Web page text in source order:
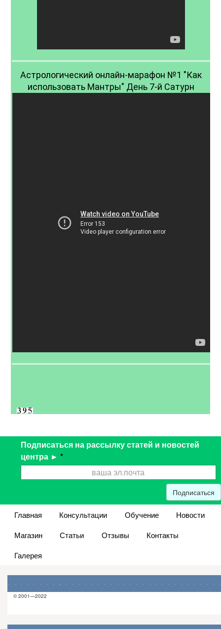
Астрологический онлайн-марафон №1 "Как
использовать Мантры" День 7-й Сатурн
Подписаться на рассылку статей и новостей
центра ► *
Подписаться
Главная Консультации Обучение
Новости
Магазин
Статьи Отзывы
Контакты
Галерея
© 2001—2022